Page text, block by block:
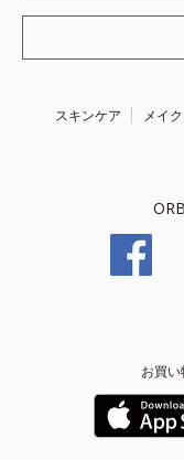
スキンケア メイク
お買